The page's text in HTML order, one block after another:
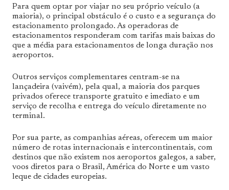
Para quem optar por viajar no seu próprio veículo (a
maioria), o principal obstáculo é o custo e a segurança do
estacionamento prolongado. As operadoras de
estacionamentos responderam com tarifas mais baixas do
que a média para estacionamentos de longa duração nos
aeroportos.
Outros serviços complementares centram-se na
lançadeira (vaivém), pela qual, a maioria dos parques
privados oferece transporte gratuito e imediato e um
serviço de recolha e entrega do veículo diretamente no
terminal.
Por sua parte, as companhias aéreas, oferecem um maior
número de rotas internacionais e intercontinentais, com
destinos que não existem nos aeroportos galegos, a saber,
voos diretos para o Brasil, América do Norte e um vasto
leque de cidades europeias.